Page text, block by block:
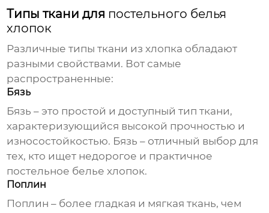
Типы ткани для постельного белья
хлопок
Различные типы ткани из хлопка обладают
разными свойствами. Вот самые
распространенные:
Бязь
Бязь – это простой и доступный тип ткани,
характеризующийся высокой прочностью и
износостойкостью. Бязь – отличный выбор для
тех, кто ищет недорогое и практичное
постельное белье хлопок.
Поплин
Поплин – более гладкая и мягкая ткань, чем